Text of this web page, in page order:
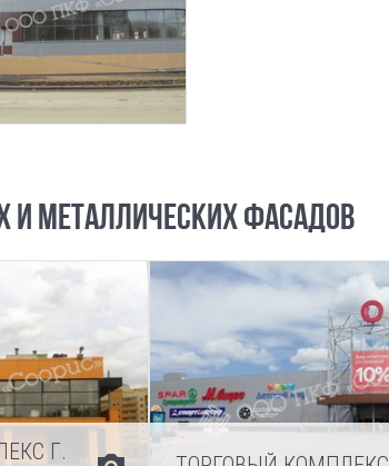
И МЕТАЛЛИЧЕСКИХ ФАСАДОВ
Г.